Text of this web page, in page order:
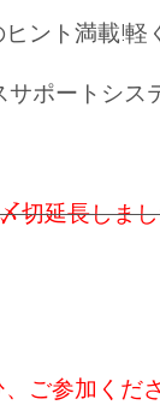
ト満載!軽
ポートシ
切延長しま
ご参加くだ